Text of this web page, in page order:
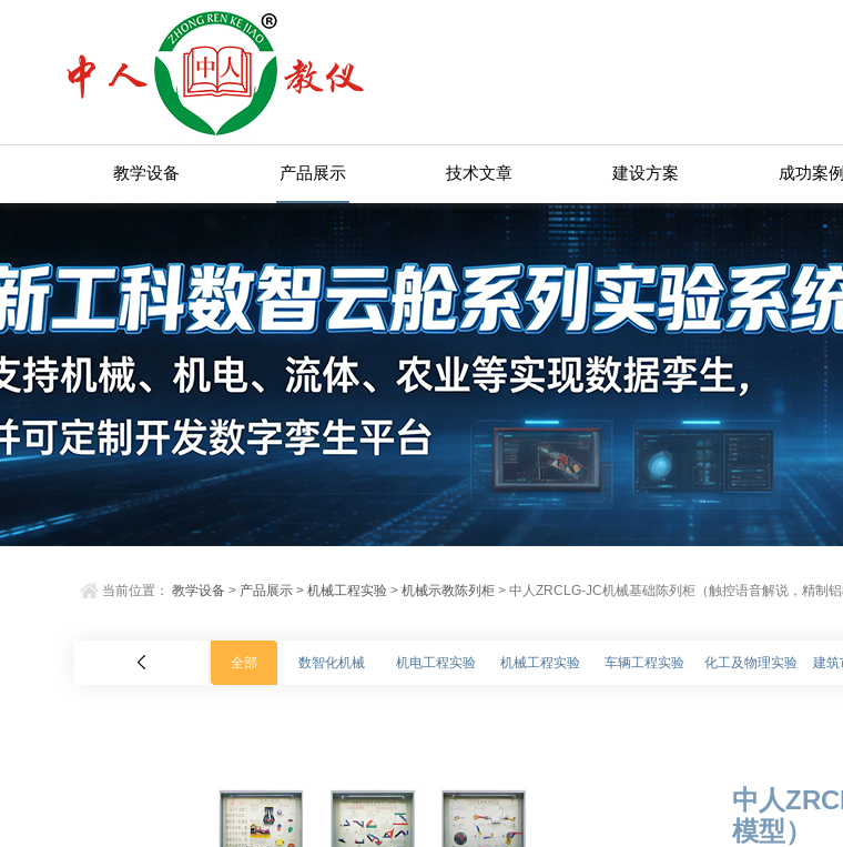
教学设备 产品展示 技术文章 建设方案 成功案例
当前位置：教学设备 > 产品展示 >机械工程实验 >机械示教陈列柜 > 中人ZRCLG-JC机械基础陈列柜（触控语音解说，精制铝
全部 数智化机械 机电工程实验 机械工程实验 车辆工程实验 化工及物理实验 建筑
中人
模型）